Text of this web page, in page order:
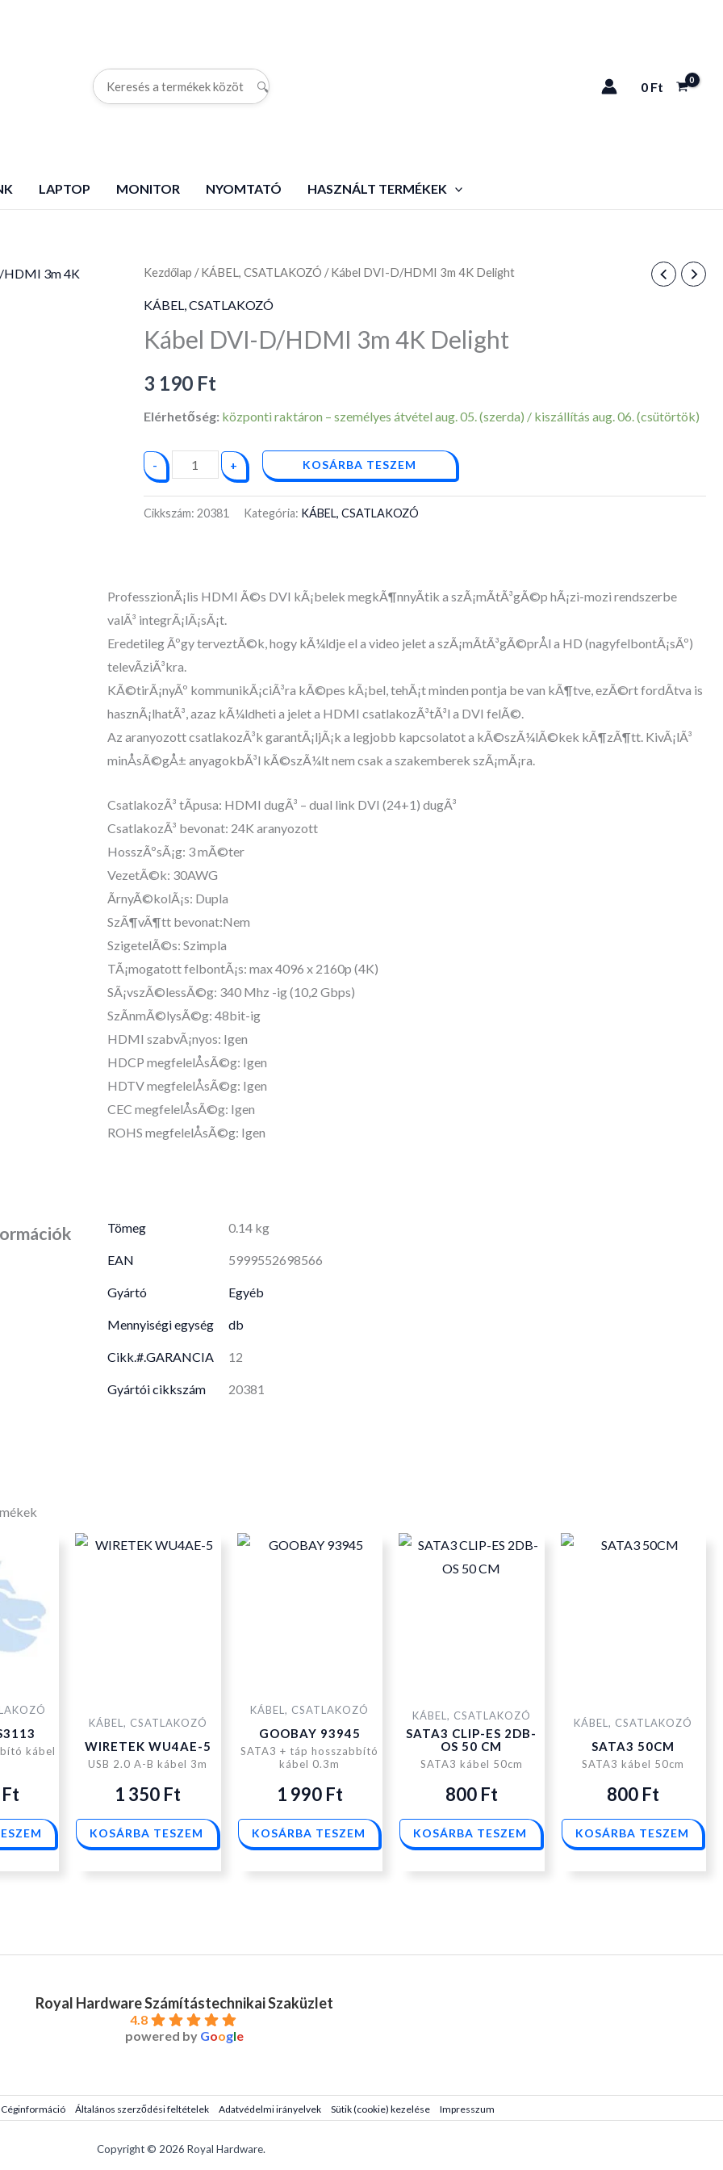
🔍 0 Ft
LAPTOP MONITOR NYOMTATÓ HASZNÁLT TERMÉKEK
Kezdőlap /KÁBEL, CSATLAKOZÓ / Kábel DVI-D/HDMI 3m 4K Delight
KÁBEL, CSATLAKOZÓ
Kábel DVI-D/HDMI 3m 4K Delight
3 190 Ft
Elérhetőség: központi raktáron – személyes átvétel aug. 05. (szerda) / kiszállítás aug. 06. (csütörtök)
-
Kábel
3m
Delight
mennyiség
+ KOSÁRBA TESZEM
Cikkszám: 20381 Kategória: KÁBEL, CSATLAKOZÓ
ProfesszionÃ¡lis HDMI Ã©s DVI kÃ¡belek megkÃ¶nnyÃ­tik a szÃ¡mÃ­tÃ³gÃ©p hÃ¡zi-mozi rendszerbe
valÃ³ integrÃ¡lÃ¡sÃ¡t.
Eredetileg Ãºgy terveztÃ©k, hogy kÃ¼ldje el a video jelet a szÃ¡mÃ­tÃ³gÃ©prÅl a HD (nagyfelbontÃ¡sÃº)
televÃ­ziÃ³kra.
KÃ©tirÃ¡nyÃº kommunikÃ¡ciÃ³ra kÃ©pes kÃ¡bel, tehÃ¡t minden pontja be van kÃ¶tve, ezÃ©rt fordÃ­tva is
hasznÃ¡lhatÃ³, azaz kÃ¼ldheti a jelet a HDMI csatlakozÃ³tÃ³l a DVI felÃ©.
Az aranyozott csatlakozÃ³k garantÃ¡ljÃ¡k a legjobb kapcsolatot a kÃ©szÃ¼lÃ©kek kÃ¶zÃ¶tt. KivÃ¡lÃ³
minÅsÃ©gÅ± anyagokbÃ³l kÃ©szÃ¼lt nem csak a szakemberek szÃ¡mÃ¡ra.
CsatlakozÃ³ tÃ­pusa: HDMI dugÃ³ – dual link DVI (24+1) dugÃ³
CsatlakozÃ³ bevonat: 24K aranyozott
HosszÃºsÃ¡g: 3 mÃ©ter
VezetÃ©k: 30AWG
ÃrnyÃ©kolÃ¡s: Dupla
SzÃ¶vÃ¶tt bevonat:Nem
SzigetelÃ©s: Szimpla
TÃ¡mogatott felbontÃ¡s: max 4096 x 2160p (4K)
SÃ¡vszÃ©lessÃ©g: 340 Mhz -ig (10,2 Gbps)
SzÃ­nmÃ©lysÃ©g: 48bit-ig
HDMI szabvÃ¡nyos: Igen
HDCP megfelelÅsÃ©g: Igen
HDTV megfelelÅsÃ©g: Igen
CEC megfelelÅsÃ©g: Igen
ROHS megfelelÅsÃ©g: Igen
Tömeg 0.14 kg
EAN 5999552698566
Gyártó Egyéb
Mennyiségi egység db
Cikk.#.GARANCIA 12
Gyártói cikkszám 20381
kábel
Ft
KÁBEL, CSATLAKOZÓ
WIRETEK WU4AE-5
USB 2.0 A-B kábel 3m
1 350 Ft
KOSÁRBA TESZEM
KÁBEL, CSATLAKOZÓ
GOOBAY 93945
SATA3 + táp hosszabbító
kábel 0.3m
1 990 Ft
KOSÁRBA TESZEM
KÁBEL, CSATLAKOZÓ
SATA3 CLIP-ES 2DB-
OS 50 CM
SATA3 kábel 50cm
800 Ft
KOSÁRBA TESZEM
KÁBEL, CSATLAKOZÓ
SATA3 50CM
SATA3 kábel 50cm
800 Ft
KOSÁRBA TESZEM
Royal Hardware Számítástechnikai Szaküzlet
4.8
powered by Google
Céginformáció Általános szerződési feltételek Adatvédelmi irányelvek Sütik (cookie) kezelése Impresszum
Copyright © 2026 Royal Hardware.